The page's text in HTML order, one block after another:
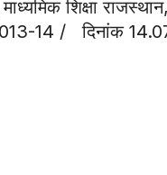
शिक्षा
/ दिनांक